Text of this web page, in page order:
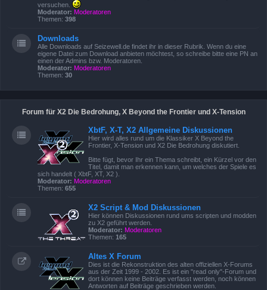
versuchen.
Moderator: Moderatoren
Themen: 398
Downloads
Alle Downloads auf Seizewell.de findet ihr in dieser Rubrik. Wenn du eine
eigene Datei zum Download anbieten möchtest, so schreibe bitte eine PN an
einen der Admins bzw. Moderatoren.
Moderator: Moderatoren
Themen: 30
Forum für X2 Die Bedrohung, X Beyond the Frontier und X-Tension
XbtF, X-T, X2 Allgemeine Diskussionen
Hier wird alles rund um die Klassiker X Beyond the
Frontier, X-Tension und X2 Die Bedrohung diskutiert.
Bitte fügt, bevor Ihr ein Thema schreibt, ein Kürzel vor den
Titel, damit man erkennen kann, um welches der Spiele es
sich handelt ( XbtF, XT, X2 ).
Moderator: Moderatoren
Themen: 655
X2 Script & Mod Diskussionen
Hier können Diskussionen rund ums scripten und modden
zu X2 geführt werden.
Moderator: Moderatoren
Themen: 165
Altes X Forum
Dies ist die Rekonstruktion des alten offiziellen X-Forums
aus der Zeit 1999 - 2002. Es ist ein "read only"-Forum und
dort können keine Beiträge verfasst werden, noch können
Antworten auf Beiträge geschrieben werden.